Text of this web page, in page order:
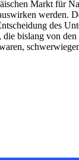
Markt für
werden.
des
bislang von